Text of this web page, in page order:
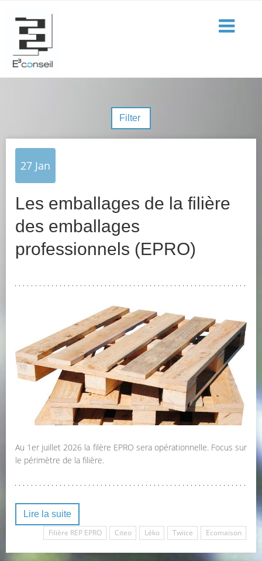
27 Jan
Les emballages de la filière
des emballages
professionnels (EPRO)
Au 1er juillet 2026 la filère EPRO sera opérationnelle. Focus sur
le périmètre de la filière.
Lire la suite
Filière REP EPRO
Citeo Léko Twiice Ecomaison
Filter